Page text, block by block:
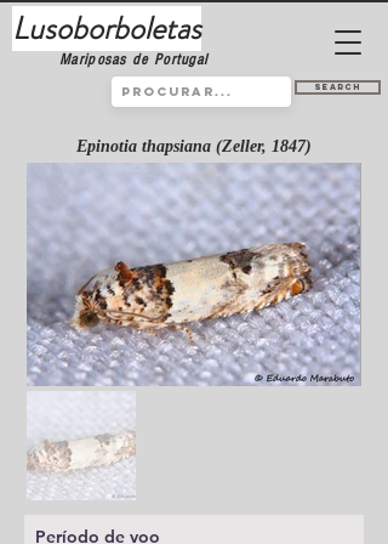
Lusoborboletas
Mariposas de Portugal
Search
Epinotia thapsiana (Zeller, 1847)
Período de voo